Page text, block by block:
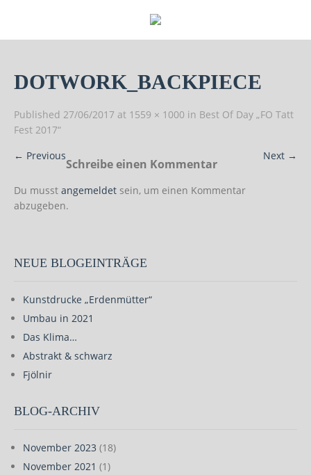
DOTWORK_BACKPIECE
Published 27/06/2017 at 1559 × 1000 in Best Of Day „FO Tatt
Fest 2017“
← Previous Next →
Schreibe einen Kommentar
Du musst angemeldet sein, um einen Kommentar
abzugeben.
NEUE BLOGEINTRÄGE
Kunstdrucke „Erdenmütter“
Umbau in 2021
Das Klima…
Abstrakt & schwarz
Fjölnir
BLOG-ARCHIV
November 2023 (18)
November 2021 (1)